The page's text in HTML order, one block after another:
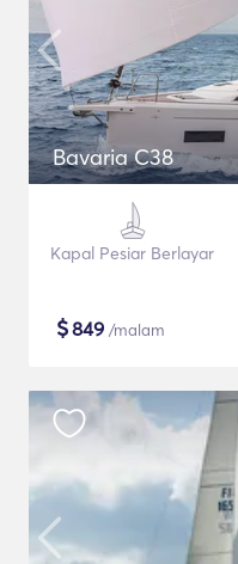
Bavaria C38
Kapal Pesiar Berlayar
$849 /malam